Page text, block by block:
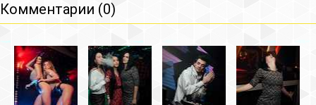
Комментарии (0)